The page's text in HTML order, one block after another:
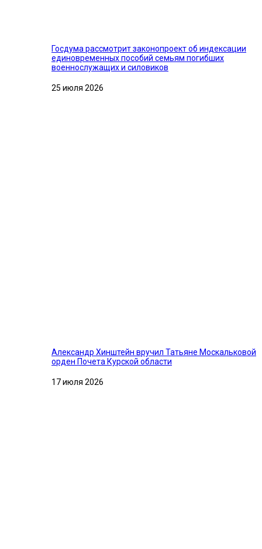
Госдума рассмотрит законопроект об индексации
единовременных пособий семьям погибших
военнослужащих и силовиков
25 июля 2026
Александр Хинштейн вручил Татьяне Москальковой
орден Почета Курской области
17 июля 2026